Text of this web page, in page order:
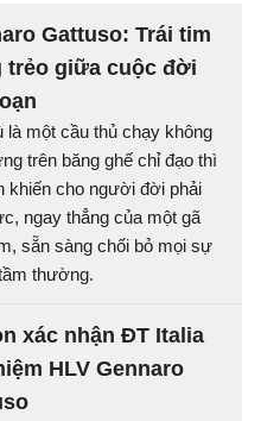
Gattuso: Trái tim
trẻo giữa cuộc đời
là một cầu thủ chạy không
trên băng ghế chỉ đạo thì
khiến cho người đời phải
ngay thẳng của một gã
sẵn sàng chối bỏ mọi sự
thường.
xác nhận ĐT Italia
HLV Gennaro